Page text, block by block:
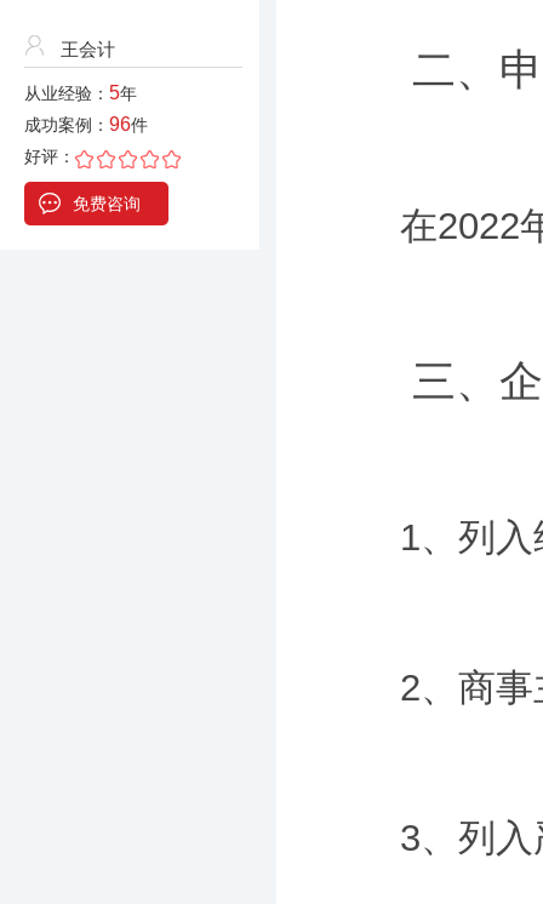
王会计
从业经验： 5年
成功案例： 96件
好评：
免费咨询
二、申
在2022年
三、企
1、列入
2、商事
3、列入